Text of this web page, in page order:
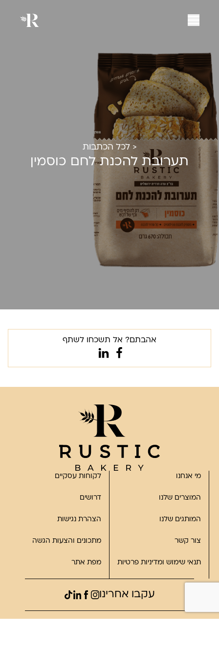
< לכל הכתבות
תערובת להכנת לחם כוסמין
אהבתם? אל תשכחו לשתף
מי אנחנו לקוחות עסקיים
המוצרים שלנו דרושים
המותגים שלנו הצהרת נגישות
צור קשר מתכונים והצעות הגשה
תנאי שימוש ומדיניות פרטיות מפת אתר
עקבו אחרינו